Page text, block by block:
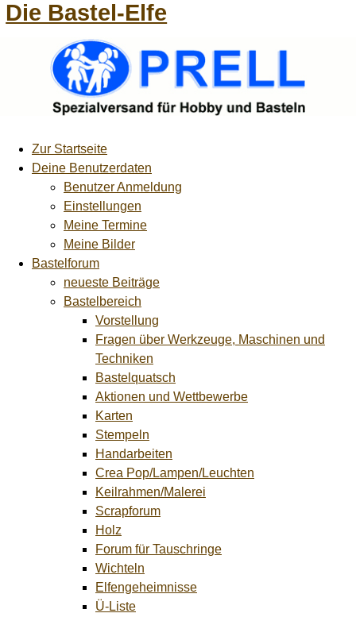
Die Bastel-Elfe
Zur Startseite
Deine Benutzerdaten
Benutzer Anmeldung
Einstellungen
Meine Termine
Meine Bilder
Bastelforum
neueste Beiträge
Bastelbereich
Vorstellung
Fragen über Werkzeuge, Maschinen und
Techniken
Bastelquatsch
Aktionen und Wettbewerbe
Karten
Stempeln
Handarbeiten
Crea Pop/Lampen/Leuchten
Keilrahmen/Malerei
Scrapforum
Holz
Forum für Tauschringe
Wichteln
Elfengeheimnisse
Ü-Liste